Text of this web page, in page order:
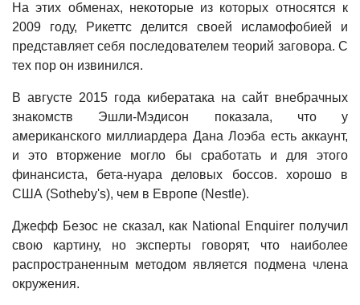
На этих обменах, некоторые из которых относятся к
2009 году, Рикеттс делится своей исламофобией и
представляет себя последователем теорий заговора. С
тех пор он извинился.
В августе 2015 года кибератака на сайт внебрачных
знакомств Эшли-Мэдисон показала, что у
американского миллиардера Дана Лоэба есть аккаунт,
и это вторжение могло бы сработать и для этого
финансиста, бета-нуара деловых боссов. хорошо в
США (Sotheby's), чем в Европе (Nestle).
Джефф Безос не сказал, как National Enquirer получил
свою картину, но эксперты говорят, что наиболее
распространенным методом является подмена члена
окружения.